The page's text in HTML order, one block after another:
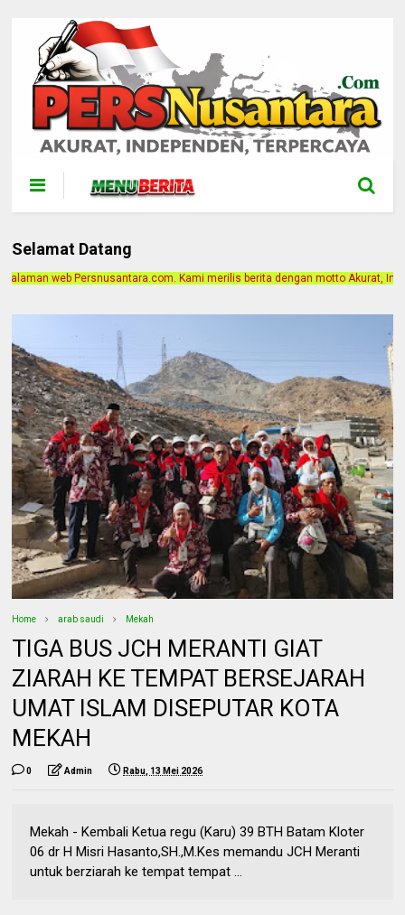
Selamat Datang
Kami merilis berita dengan motto Akurat, Independen, Terpercaya.
Home arab saudi Mekah
TIGA BUS JCH MERANTI GIAT
ZIARAH KE TEMPAT BERSEJARAH
UMAT ISLAM DISEPUTAR KOTA
MEKAH
0 Admin Rabu, 13 Mei 2026
Mekah - Kembali Ketua regu (Karu) 39 BTH Batam Kloter
06 dr H Misri Hasanto,SH.,M.Kes memandu JCH Meranti
untuk berziarah ke tempat tempat ...